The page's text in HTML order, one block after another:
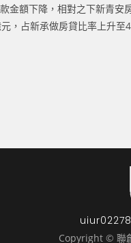
金額下降，相對之下新青
，占新承做房貸比率上升至
Copyright © 聯